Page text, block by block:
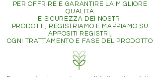
PER OFFRIRE E GARANTIRE LA MIGLIORE
QUALITÀ
E SICUREZZA DEI NOSTRI
PRODOTTI, REGISTRIAMO E MAPPIAMO SU
APPOSITI REGISTRI,
OGNI TRATTAMENTO E FASE DEL PRODOTTO